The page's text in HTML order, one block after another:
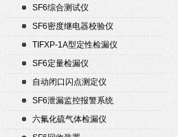
SF6综合测试仪
SF6密度继电器校验仪
TIFXP-1A型定性检漏仪
SF6定量检漏仪
自动闭口闪点测定仪
SF6泄漏监控报警系统
六氟化硫气体检漏仪